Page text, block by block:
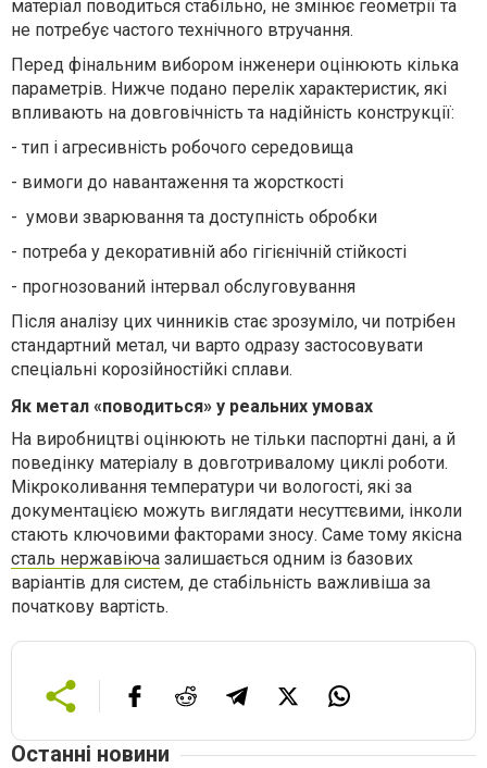
матеріал поводиться стабільно, не змінює геометрії та
не потребує частого технічного втручання.
Перед фінальним вибором інженери оцінюють кілька
параметрів. Нижче подано перелік характеристик, які
впливають на довговічність та надійність конструкції:
- тип і агресивність робочого середовища
- вимоги до навантаження та жорсткості
- умови зварювання та доступність обробки
- потреба у декоративній або гігієнічній стійкості
- прогнозований інтервал обслуговування
Після аналізу цих чинників стає зрозуміло, чи потрібен
стандартний метал, чи варто одразу застосовувати
спеціальні корозійностійкі сплави.
Як метал «поводиться» у реальних умовах
На виробництві оцінюють не тільки паспортні дані, а й
поведінку матеріалу в довготривалому циклі роботи.
Мікроколивання температури чи вологості, які за
документацією можуть виглядати несуттєвими, інколи
стають ключовими факторами зносу. Саме тому якісна
сталь нержавіюча залишається одним із базових
варіантів для систем, де стабільність важливіша за
початкову вартість.
Останні новини